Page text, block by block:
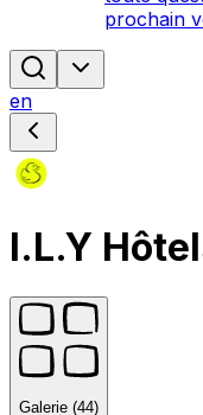
prochain
en
I.L.Y
Galerie (44)